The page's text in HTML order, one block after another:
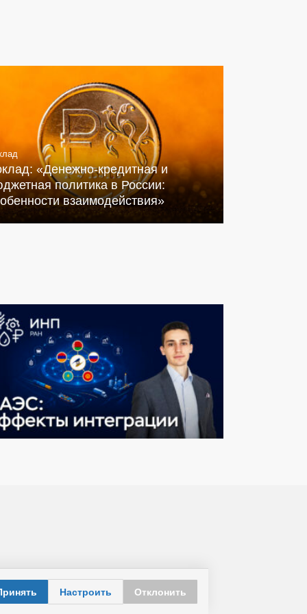
«Денежно-кредитная и
политика в России:
взаимодействия»
Настроить Отклонить